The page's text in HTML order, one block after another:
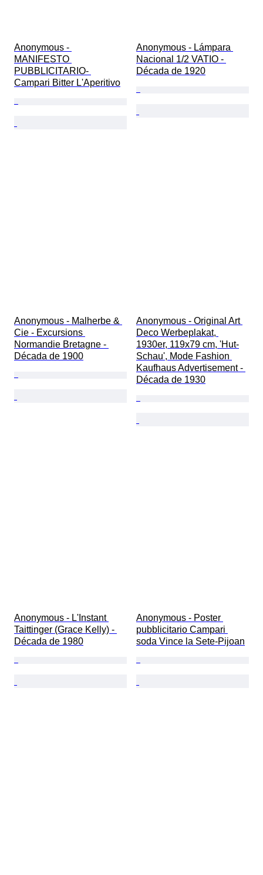
Anonymous -
MANIFESTO
PUBBLICITARIO-
Campari Bitter L'Aperitivo
Anonymous - Lámpara
Nacional 1/2 VATIO -
Década de 1920
Anonymous - Malherbe &
Cie - Excursions
Normandie Bretagne -
Década de 1900
Anonymous - Original Art
Deco Werbeplakat,
1930er, 119x79 cm, 'Hut-
Schau', Mode Fashion
Kaufhaus Advertisement -
Década de 1930
Anonymous - L'Instant
Taittinger (Grace Kelly) -
Década de 1980
Anonymous - Poster
pubblicitario Campari
soda Vince la Sete-Pijoan